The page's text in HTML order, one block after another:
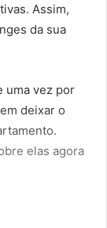
Assim,
da sua
uma vez por
deixar o
elas agora